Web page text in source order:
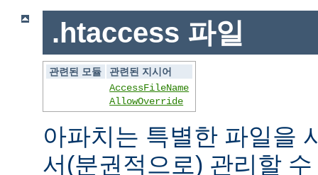
.htaccess 파일
관련된 모듈
관련된 지시어
AccessFileName
AllowOverride
아파치는 특별한 파일을
서(분권적으로) 관리할